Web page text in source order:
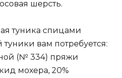
шерсть.
туника спицами
вам потребуется:
(№ 334) пряжи
мохера, 20%